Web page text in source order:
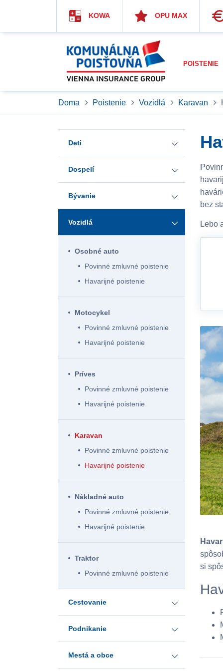
KOWA OPU MAX
POISTENIE
Doma Poistenie Vozidlá Karavan
Deti
Provital Partner detské
pripoistenia
pripoistenia
Dospelí
Rizikové poistenie
Bývanie
Dom / Byt
Domácnosť
Vozidlá
Osobné auto
Povinné zmluvné poistenie
Havarijné poistenie
Motocykel
Povinné zmluvné poistenie
Havarijné poistenie
Príves
Povinné zmluvné poistenie
Havarijné poistenie
Karavan
Povinné zmluvné poistenie
Havarijné poistenie
Nákladné auto
Povinné zmluvné poistenie
Havarijné poistenie
Traktor
Povinné zmluvné poistenie
Cestovanie
Na Slovensku
Podnikanie
ProBiznis
Mestá a obce
bez
Lebo
si